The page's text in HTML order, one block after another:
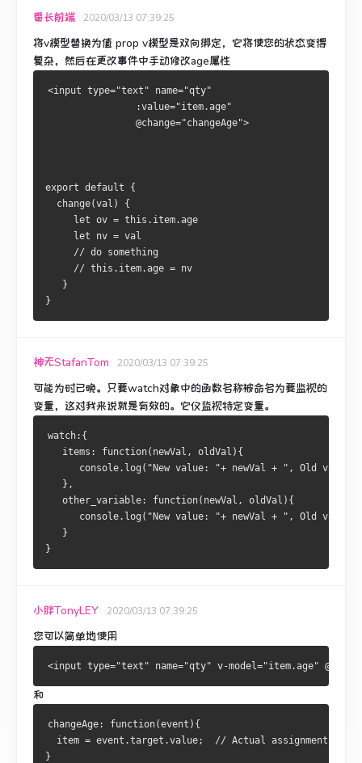
番长前端 2020/03/13 07:39:25
将v模型替换为值 prop v模型是双向绑定，它将使您的状态变得
复杂，然后在更改事件中手动修改age属性
<input type="text" name="qty"
                :value="item.age"
                @change="changeAge">
export default {
  change(val) {
     let ov = this.item.age
     let nv = val
     // do something
     // this.item.age = nv
   }
}
神无StafanTom 2020/03/13 07:39:25
可能为时已晚。 只要watch对象中的函数名称被命名为要监视的
变量，这对我来说就是有效的。 它仅监视特定变量。
watch:{
   items: function(newVal, oldVal){
console.log("New value: "+ newVal + ", Old value:
   },
   other_variable: function(newVal, oldVal){
console.log("New value: "+ newVal + ", Old value:
   }
}
小胖TonyLEY 2020/03/13 07:39:25
您可以简单地使用
和
changeAge: function(event){
  item = event.target.value;  // Actual assignment
}